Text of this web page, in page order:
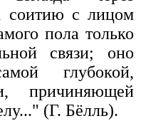
соитию с лицом
пола только
связи; оно
глубокой,
причиняющей
(Г. Бёлль).